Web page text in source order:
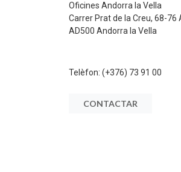
Oficines Andorra la Vella
Carrer Prat de la Creu, 68-76
AD500 Andorra la Vella
Telèfon: (+376) 73 91 00
CONTACTAR